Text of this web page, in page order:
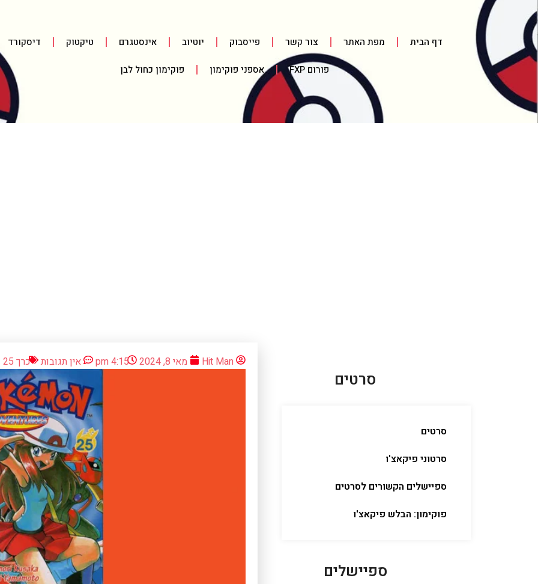
דף הבית מפת האתר צור קשר פייסבוק יוטיוב אינסטגרם טיקטוק דיסקורד
פורום FXP אספני פוקימון פוקימון כחול לבן
סרטים
סרטים
סרטוני פיקאצ'ו
ספיישלים הקשורים לסרטים
פוקימון: הבלש פיקאצ'ו
ספיישלים
Hit Man מאי 8, 2024 4:15 pm אין תגובות כרך 25